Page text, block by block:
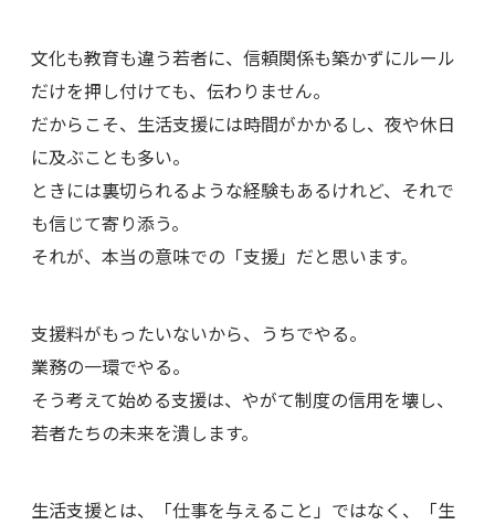
文化も教育も違う若者に、信頼関係も築かずにルール
だけを押し付けても、伝わりません。
だからこそ、生活支援には時間がかかるし、夜や休日
に及ぶことも多い。
ときには裏切られるような経験もあるけれど、それで
も信じて寄り添う。
それが、本当の意味での「支援」だと思います。
支援料がもったいないから、うちでやる。
業務の一環でやる。
そう考えて始める支援は、やがて制度の信用を壊し、
若者たちの未来を潰します。
生活支援とは、「仕事を与えること」ではなく、「生